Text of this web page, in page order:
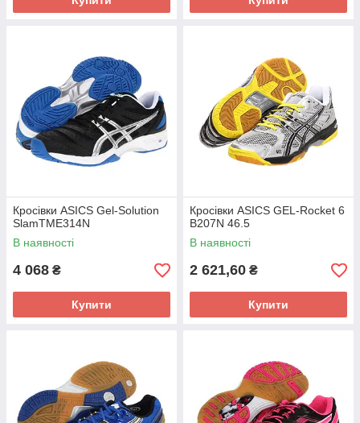
Кросівки ASICS Gel-Solution
SlamTME314N
В наявності
4 068 ₴
Купити
Кросівки ASICS GEL-Rocket 6
B207N 46.5
В наявності
2 621,60 ₴
Купити